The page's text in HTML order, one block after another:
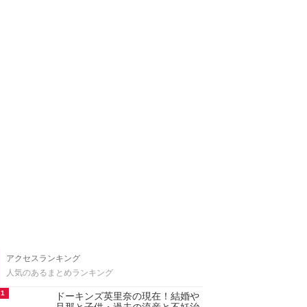
アクセスランキング
人気のあるまとめランキング
1
ドーキンズ英里奈の現在！結婚や